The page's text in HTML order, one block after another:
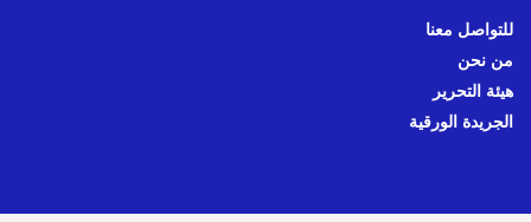
للتواصل معنا
من نحن
هيئة التحرير
الجريدة الورقية